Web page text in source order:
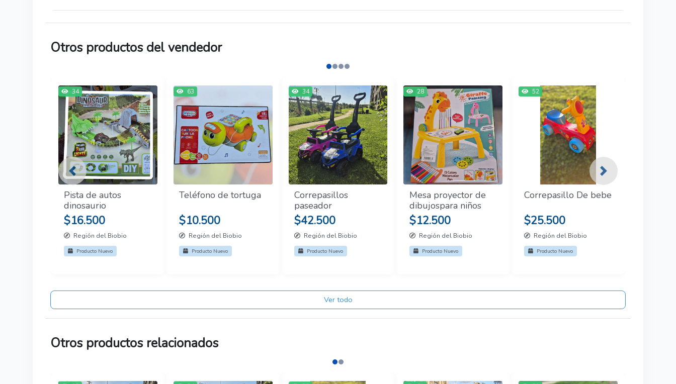
Otros productos del vendedor
34
Pista de autos
dinosaurio
$16.500
Región del Biobio
Producto Nuevo
63
Teléfono de tortuga
$10.500
Región del Biobio
Producto Nuevo
34
Correpasillos
paseador
$42.500
Región del Biobio
Producto Nuevo
28
Mesa proyector de
dibujospara niños
$12.500
Región del Biobio
Producto Nuevo
52
Correpasillo De bebe
$25.500
Región del Biobio
Producto Nuevo
Previous Next
Ver todo
Otros productos relacionados